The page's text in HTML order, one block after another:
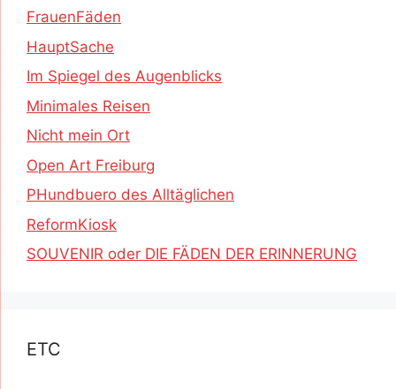
FrauenFäden
HauptSache
Im Spiegel des Augenblicks
Minimales Reisen
Nicht mein Ort
Open Art Freiburg
PHundbuero des Alltäglichen
ReformKiosk
SOUVENIR oder DIE FÄDEN DER ERINNERUNG
ETC